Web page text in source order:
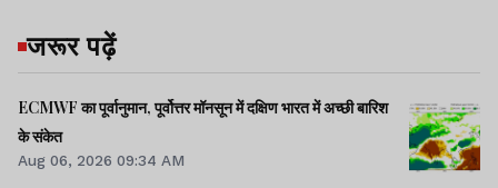
जरूर पढ़ें
ECMWF का पूर्वानुमान, पूर्वोत्तर मॉनसून में दक्षिण भारत में अच्छी बारिश
के संकेत
Aug 06, 2026 09:34 AM